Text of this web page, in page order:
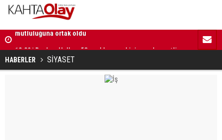
18:30 | Başkan Hallaç, yeni açılan parkta çocukların
mutluluğuna ortak oldu
18:29 | Başkan Hallaç, “Çocuklarımız bizim en kıymetli
emanetlerimizdir”
16:52 |
HABERLER SİYASET